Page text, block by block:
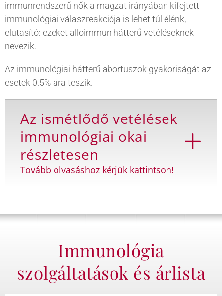
immunrendszerű nők a magzat irányában kifejtett
immunológiai válaszreakciója is lehet túl élénk,
elutasító: ezeket alloimmun hátterű vetéléseknek
nevezik.
Az immunológiai hátterű abortuszok gyakoriságát az
esetek 0.5%-ára teszik.
Az ismétlődő vetélések
immunológiai okai
részletesen
Tovább olvasáshoz kérjük kattintson!
Immunológia
szolgáltatások és árlista